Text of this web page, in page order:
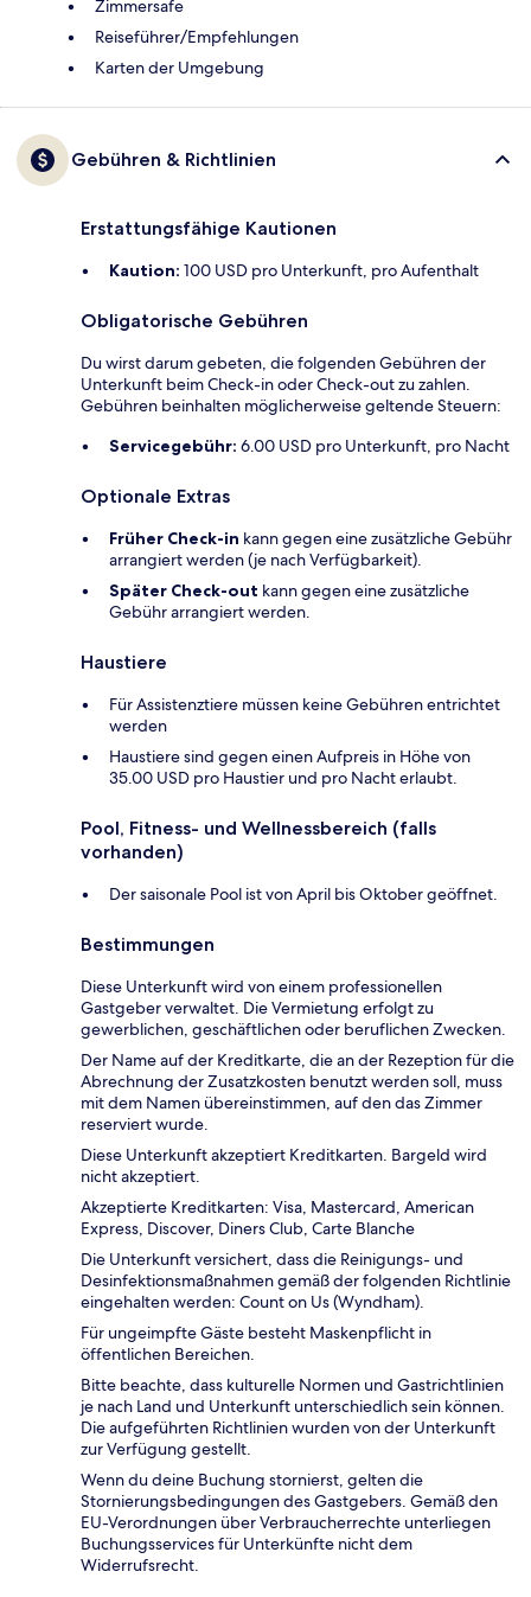
Zimmersafe
Reiseführer/Empfehlungen
Karten der Umgebung
Gebühren & Richtlinien
Erstattungsfähige Kautionen
Kaution: 100 USD pro Unterkunft, pro Aufenthalt
Obligatorische Gebühren
Du wirst darum gebeten, die folgenden Gebühren der
Unterkunft beim Check-in oder Check-out zu zahlen.
Gebühren beinhalten möglicherweise geltende Steuern:
Servicegebühr: 6.00 USD pro Unterkunft, pro Nacht
Optionale Extras
Früher Check-in kann gegen eine zusätzliche Gebühr
arrangiert werden (je nach Verfügbarkeit).
Später Check-out kann gegen eine zusätzliche
Gebühr arrangiert werden.
Haustiere
Für Assistenztiere müssen keine Gebühren entrichtet
werden
Haustiere sind gegen einen Aufpreis in Höhe von
35.00 USD pro Haustier und pro Nacht erlaubt.
Pool, Fitness- und Wellnessbereich (falls
vorhanden)
Der saisonale Pool ist von April bis Oktober geöffnet.
Bestimmungen
Diese Unterkunft wird von einem professionellen
Gastgeber verwaltet. Die Vermietung erfolgt zu
gewerblichen, geschäftlichen oder beruflichen Zwecken.
Der Name auf der Kreditkarte, die an der Rezeption für die
Abrechnung der Zusatzkosten benutzt werden soll, muss
mit dem Namen übereinstimmen, auf den das Zimmer
reserviert wurde.
Diese Unterkunft akzeptiert Kreditkarten. Bargeld wird
nicht akzeptiert.
Akzeptierte Kreditkarten: Visa, Mastercard, American
Express, Discover, Diners Club, Carte Blanche
Die Unterkunft versichert, dass die Reinigungs- und
Desinfektionsmaßnahmen gemäß der folgenden Richtlinie
eingehalten werden: Count on Us (Wyndham).
Für ungeimpfte Gäste besteht Maskenpflicht in
öffentlichen Bereichen.
Bitte beachte, dass kulturelle Normen und Gastrichtlinien
je nach Land und Unterkunft unterschiedlich sein können.
Die aufgeführten Richtlinien wurden von der Unterkunft
zur Verfügung gestellt.
Wenn du deine Buchung stornierst, gelten die
Stornierungsbedingungen des Gastgebers. Gemäß den
EU-Verordnungen über Verbraucherrechte unterliegen
Buchungsservices für Unterkünfte nicht dem
Widerrufsrecht.